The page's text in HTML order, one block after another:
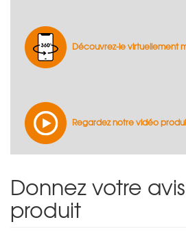
Découvrez-le virtuellement
Regardez notre vidéo
Donnez votre
produit